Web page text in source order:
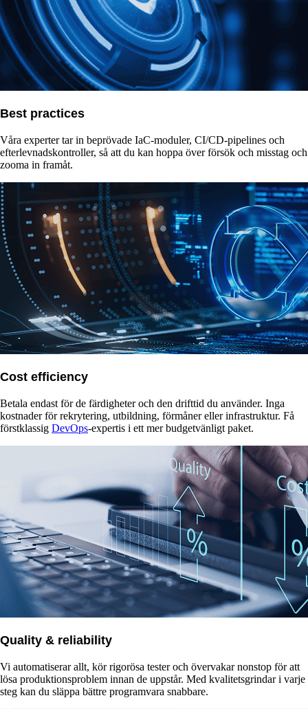
Best practices
Våra experter tar in beprövade IaC-moduler, CI/CD-pipelines och
efterlevnadskontroller, så att du kan hoppa över försök och misstag och
zooma in framåt.
Cost efficiency
Betala endast för de färdigheter och den drifttid du använder. Inga
kostnader för rekrytering, utbildning, förmåner eller infrastruktur. Få
förstklassig DevOps-expertis i ett mer budgetvänligt paket.
Quality & reliability
Vi automatiserar allt, kör rigorösa tester och övervakar nonstop för att
lösa produktionsproblem innan de uppstår. Med kvalitetsgrindar i varje
steg kan du släppa bättre programvara snabbare.